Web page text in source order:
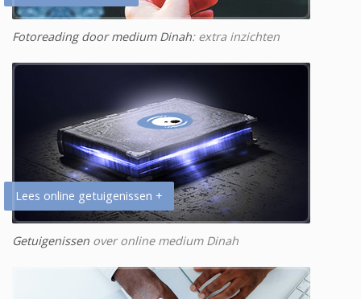
Fotoreading door medium Dinah: extra inzichten
Lees online getuigenissen +
Getuigenissen over online medium Dinah